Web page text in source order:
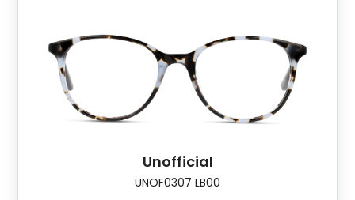
Unofficial
UNOF0307 LB00